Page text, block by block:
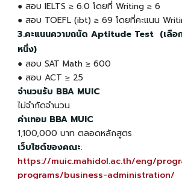
● สอบ IELTS ≥ 6.0 โดยที่ Writing ≥ 6
● สอบ TOEFL (ibt) ≥ 69 โดยที่คะแนน
3.คะแนนความถนัด Aptitude Test (เลือ
หนึ่ง)
● สอบ SAT Math ≥ 600
● สอบ ACT ≥ 25
จำนวนรับ BBA MUIC
ไม่จำกัดจำนวน
ค่าเทอม BBA MUIC
1,100,000 บาท ตลอดหลักสูตร
เว็บไซต์ของคณะ:
https://muic.mahidol.ac.th/eng/
programs/business-administration/